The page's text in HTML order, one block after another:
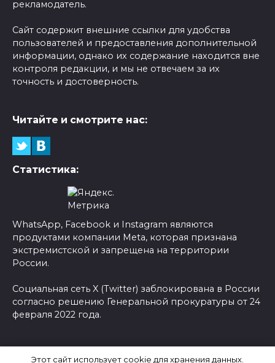
рекламодатель.
Сайт содержит внешние ссылки для удобства
пользователей и предоставления дополнительной
информации, однако их содержание находится вне
контроля редакции, и мы не отвечаем за их
точность и достоверность.
Читайте и смотрите нас:
Статистика:
WhatsApp, Facebook и Instagram являются
продуктами компании Meta, которая признана
экстремистской и запрещена на территории
России.
Социальная сеть X (Twitter) заблокирована в России
согласно решению Генеральной прокуратуры от 24
февраля 2022 года.
Этот сайт использует cookie для хранения данных.